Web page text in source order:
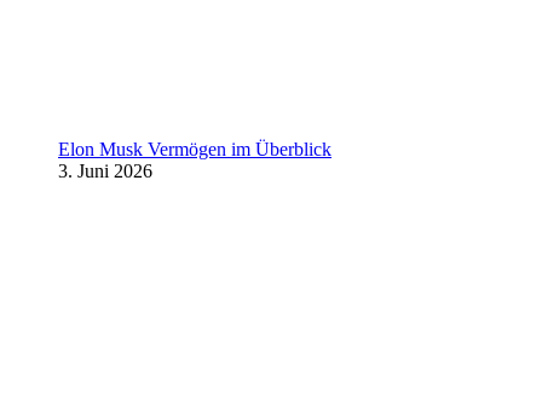
Elon Musk Vermögen im Überblick
3. Juni 2026